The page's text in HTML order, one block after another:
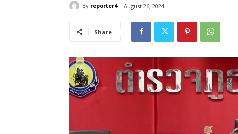
By reporter4 August 26, 2024
Share